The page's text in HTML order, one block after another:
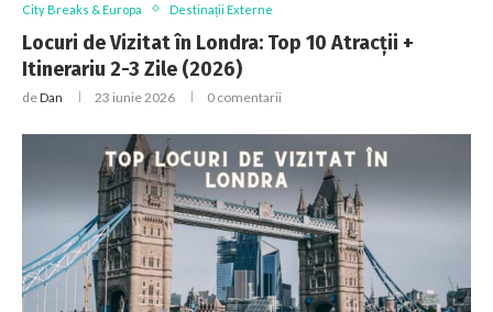
City Breaks & Europa Destinații Externe
Locuri de Vizitat în Londra: Top 10 Atracții +
Itinerariu 2-3 Zile (2026)
deDan 23 iunie 2026 0 comentarii